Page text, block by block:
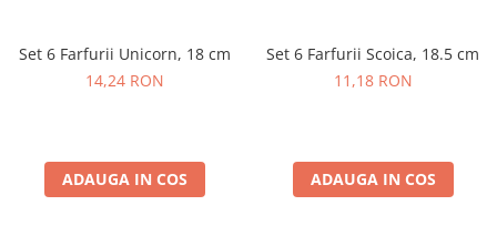
Petreceri Adulti
Pastel Party
Petrecere Mexicana
Petrecere Tropicala
Set 6 Farfurii Unicorn, 18 cm
14,24 RON
ADAUGA IN COS
Set 6 Farfurii Scoica, 18.5 cm
11,18 RON
ADAUGA IN COS